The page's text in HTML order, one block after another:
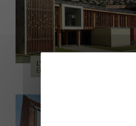
LYCÉE ALPES ET DURANCE
EMBRUN